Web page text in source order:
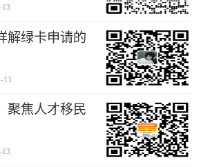
13
解绿卡申请的
13
聚焦人才移民
13